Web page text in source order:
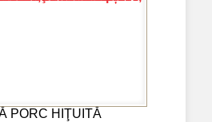
PORC HIŢUITĂ